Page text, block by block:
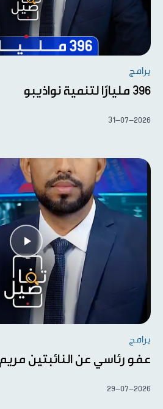
برامج
396 مليارًا لتنمية نواذيبو
31-07-2026
برامج
عفو رئاسي عن النائبتين
29-07-2026